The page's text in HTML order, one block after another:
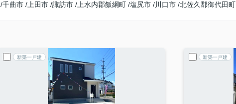
/千曲市 / 上田市 /諏訪市 / 上水内郡飯綱町 /塩尻市 /川口市 /北佐久郡御代田町
新築一戸建 新築一戸建